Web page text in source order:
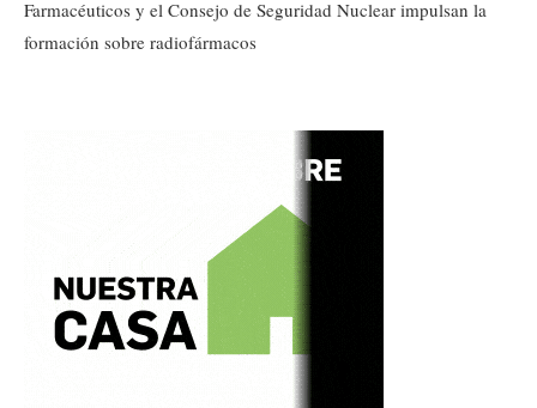
Farmacéuticos y el Consejo de Seguridad Nuclear impulsan la
formación sobre radiofármacos